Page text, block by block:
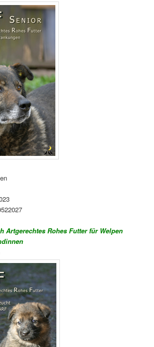
Artgerechtes Rohes Futter für Welpen